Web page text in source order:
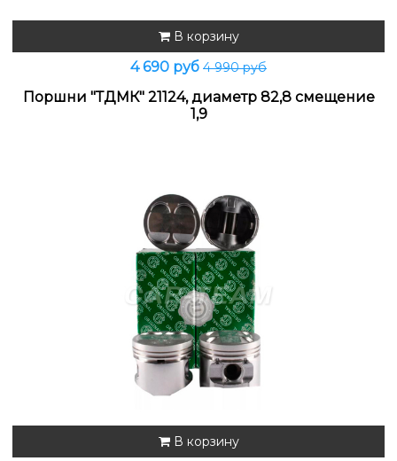
В корзину
4 690 руб 4 990 руб
Поршни "ТДМК" 21124, диаметр 82,8 смещение
1,9
В корзину